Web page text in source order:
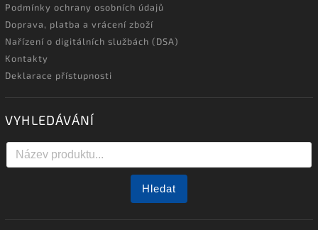
Podmínky ochrany osobních údajů
Doprava, platba a vrácení zboží
Nařízení o digitálních službách (DSA)
Kontakty
Deklarace přístupnosti
VYHLEDÁVÁNÍ
Hledat